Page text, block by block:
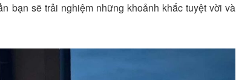
bạn sẽ trải nghiệm những khoảnh khắc tuyệt vời và